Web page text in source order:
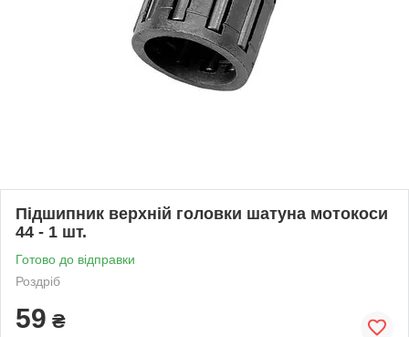
Підшипник верхній головки шатуна мотокоси
44 - 1 шт.
Готово до відправки
Роздріб
59 ₴